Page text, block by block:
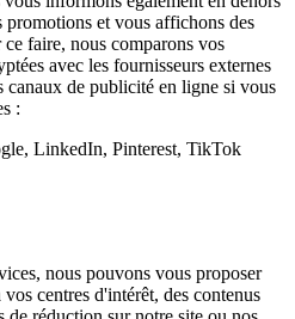
promotions et vous affichons des
faire, nous comparons vos
avec les fournisseurs externes
canaux de publicité en ligne si vous
:
LinkedIn, Pinterest, TikTok
nous pouvons vous proposer
centres d'intérêt, des contenus